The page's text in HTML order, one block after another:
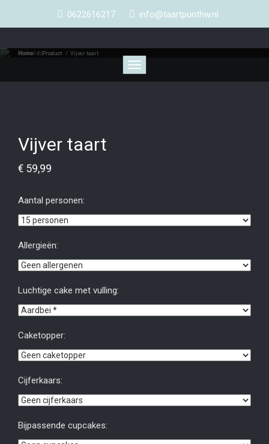
0622616217 info@taartpunthw.nl
Toggle
navigation
Webshop
Home /Product / Vijver taart
Vijver taart
€ 59,99
Aantal personen:
Allergieën:
Luchtige cake met vulling:
Caketopper:
Cijferkaars:
Bijpassende cupcakes: